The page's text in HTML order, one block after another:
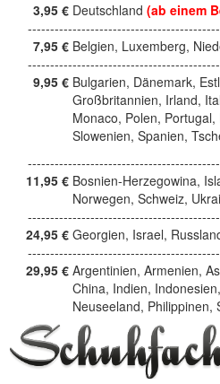
3,95 € Deutschland (ab einem
7,95 € Belgien, Luxemberg,
9,95 € Bulgarien, Dänemark,
Großbritannien, Irland,
Monaco, Polen,
Slowenien, Spanien,
11,95 € Bosnien-Herzegowina,
Norwegen, Schweiz,
24,95 € Georgien, Israel,
29,95 € Argentinien, Armenien,
China, Indien,
Neuseeland, Philippinen,